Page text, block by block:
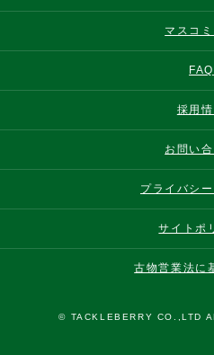
マスコ
FAQ
採用
お問い
プライバシ
サイトポ
古物営業法に
© TACKLEBERRY CO.,LTD